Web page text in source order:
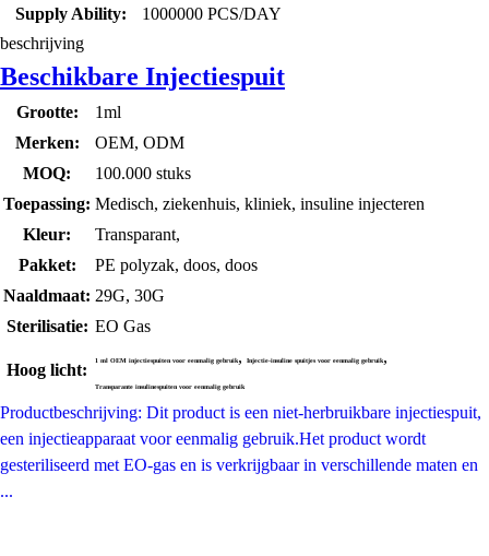
Supply Ability:
1000000 PCS/DAY
beschrijving
Beschikbare Injectiespuit
Grootte:
1ml
Merken:
OEM, ODM
MOQ:
100.000 stuks
Toepassing: Medisch, ziekenhuis, kliniek, insuline injecteren
Kleur:
Transparant,
Pakket:
PE polyzak, doos, doos
Naaldmaat: 29G, 30G
Sterilisatie: EO Gas
Hoog licht: 1 ml OEM injectiespuiten voor eenmalig gebruik, Injectie-insuline spuitjes voor eenmalig gebruik,
Transparante insulinespuiten voor eenmalig gebruik
Productbeschrijving: Dit product is een niet-herbruikbare injectiespuit,
een injectieapparaat voor eenmalig gebruik.Het product wordt
gesteriliseerd met EO-gas en is verkrijgbaar in verschillende maten en
...